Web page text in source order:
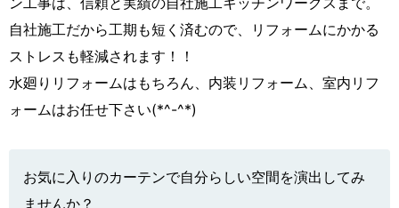
自社施工だから工期も短く済むので、リフォームにかかる
ストレスも軽減されます！！
水廻りリフォームはもちろん、内装リフォーム、室内リフ
ォームはお任せ下さい(*^-^*)
お気に入りのカーテンで自分らしい空間を演出してみ
ませんか？